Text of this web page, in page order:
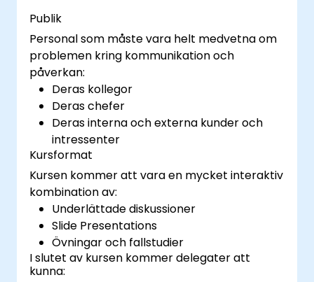
Publik
Personal som måste vara helt medvetna om
problemen kring kommunikation och
påverkan:
Deras kollegor
Deras chefer
Deras interna och externa kunder och
intressenter
Kursformat
Kursen kommer att vara en mycket interaktiv
kombination av:
Underlättade diskussioner
Slide Presentations
Övningar och fallstudier
I slutet av kursen kommer delegater att
kunna: